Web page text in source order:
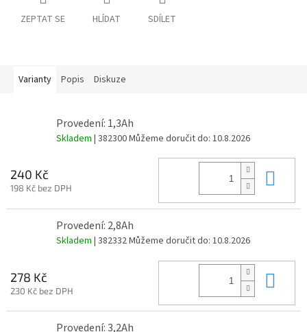
ZEPTAT SE HLÍDAT SDÍLET
Varianty Popis Diskuze
Provedení: 1,3Ah
Skladem | 382300Můžeme doručit do: 10.8.2026
240 Kč
198 Kč bez DPH
Provedení: 2,8Ah
Skladem | 382332Můžeme doručit do: 10.8.2026
278 Kč
230 Kč bez DPH
Provedení: 3,2Ah